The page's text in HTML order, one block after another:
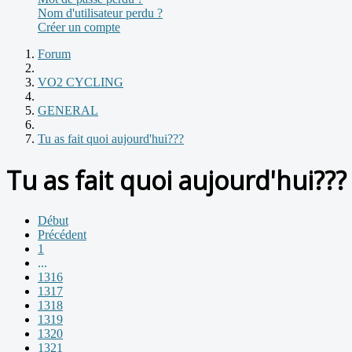
Nom d'utilisateur perdu ?
Créer un compte
Forum
VO2 CYCLING
GENERAL
Tu as fait quoi aujourd'hui???
Tu as fait quoi aujourd'hui???
Début
Précédent
1
...
1316
1317
1318
1319
1320
1321